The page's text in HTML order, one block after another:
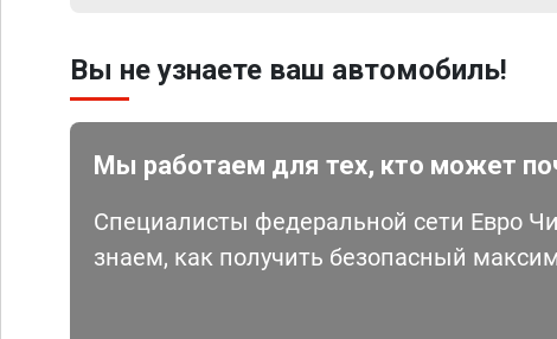
Вы не узнаете ваш автомобиль!
Мы работаем для тех, кто может
Специалисты федеральной сети Евро
знаем, как получить безопасный